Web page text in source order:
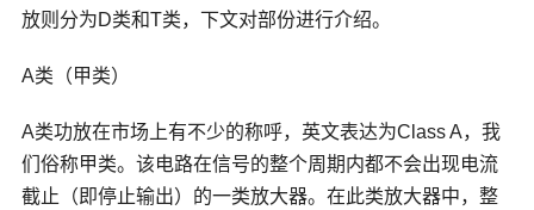
放则分为D类和T类，下文对部份进行介绍。
A类（甲类）
A类功放在市场上有不少的称呼，英文表达为Class A，我
们俗称甲类。该电路在信号的整个周期内都不会出现电流
截止（即停止输出）的一类放大器。在此类放大器中，整